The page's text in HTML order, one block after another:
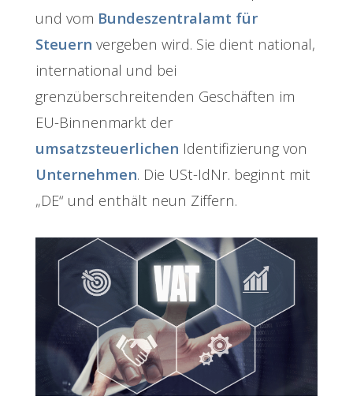
und vom Bundeszentralamt für
Steuern vergeben wird. Sie dient national,
international und bei
grenzüberschreitenden Geschäften im
EU-Binnenmarkt der
umsatzsteuerlichen Identifizierung von
Unternehmen. Die USt-IdNr. beginnt mit
„DE“ und enthält neun Ziffern.